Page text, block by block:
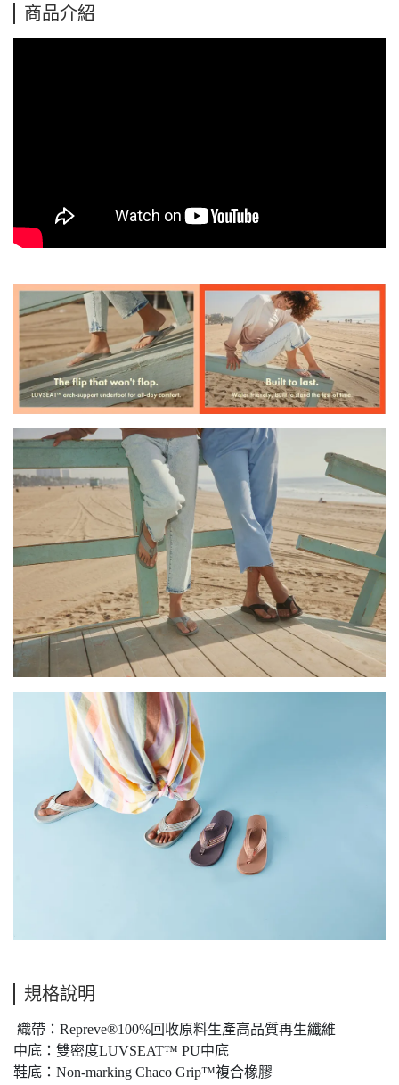
商品介紹
規格說明
織帶：Repreve®100%回收原料生產高品質再生纖維
中底：雙密度LUVSEAT™ PU中底
鞋底：Non-marking Chaco Grip™複合橡膠